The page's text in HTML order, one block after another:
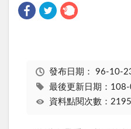
發布日期： 96-10-
最後更新日期：
資料點閱次數：2195